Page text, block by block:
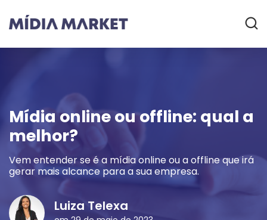
Mídia online ou offline: qual a
melhor?
Vem entender se é a mídia online ou a offline que irá
gerar mais alcance para a sua empresa.
Luiza Telexa